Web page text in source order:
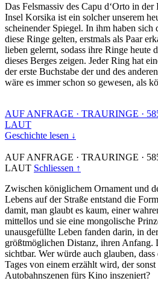
Das Felsmassiv des Capu d‘Orto in
Insel Korsika ist ein solcher unserem
scheinender Spiegel. In ihm haben sich
diese Ringe gelten, erstmals als Paar
lieben gelernt, sodass ihre Ringe heute
dieses Berges zeigen. Jeder Ring hat
der erste Buchstabe der und des
wäre es immer schon so gewesen, als
AUF ANFRAGE · TRAURINGE ·
LAUT
Geschichte lesen ↓
AUF ANFRAGE · TRAURINGE ·
LAUT Schliessen ↑
Zwischen königlichem Ornament und
Lebens auf der Straße entstand die
damit, man glaubt es kaum, einer
mittellos und sie eine mongolische
unausgefüllte Leben fanden darin, in
größtmöglichen Distanz, ihren Anfang.
sichtbar. Wer würde auch glauben,
Tages von einem erzählt wird, der sonst
Autobahnszenen fürs Kino inszeniert?